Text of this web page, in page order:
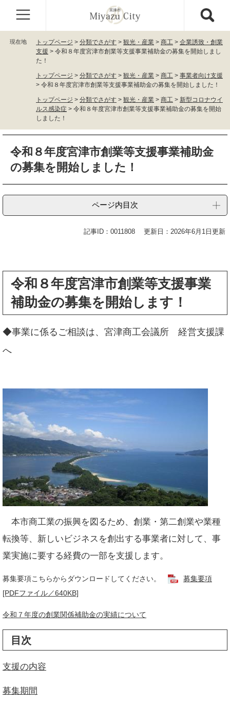
現在地 トップページ > 分類でさがす > 観光・産業 > 商工 > 企業誘致・創業
支援 > 令和８年度宮津市創業等支援事業補助金の募集を開始しまし
た！
トップページ > 分類でさがす > 観光・産業 > 商工 > 事業者向け支援
> 令和８年度宮津市創業等支援事業補助金の募集を開始しました！
トップページ > 分類でさがす > 観光・産業 > 商工 > 新型コロナウイ
ルス感染症 > 令和８年度宮津市創業等支援事業補助金の募集を開始
しました！
令和８年度宮津市創業等支援事業補助金
の募集を開始しました！
ページ内目次
記事ID：0011808 更新日：2026年6月1日更新
令和８年度宮津市創業等支援事業
補助金の募集を開始します！
◆事業に係るご相談は、宮津商工会議所 経営支援課
へ
本市商工業の振興を図るため、創業・第二創業や業種
転換等、新しいビジネスを創出する事業者に対して、事
業実施に要する経費の一部を支援します。
募集要項こちらからダウンロードしてください。
募集要項
[PDFファイル／640KB]
令和７年度の創業関係補助金の実績について
目次
支援の内容
募集期間